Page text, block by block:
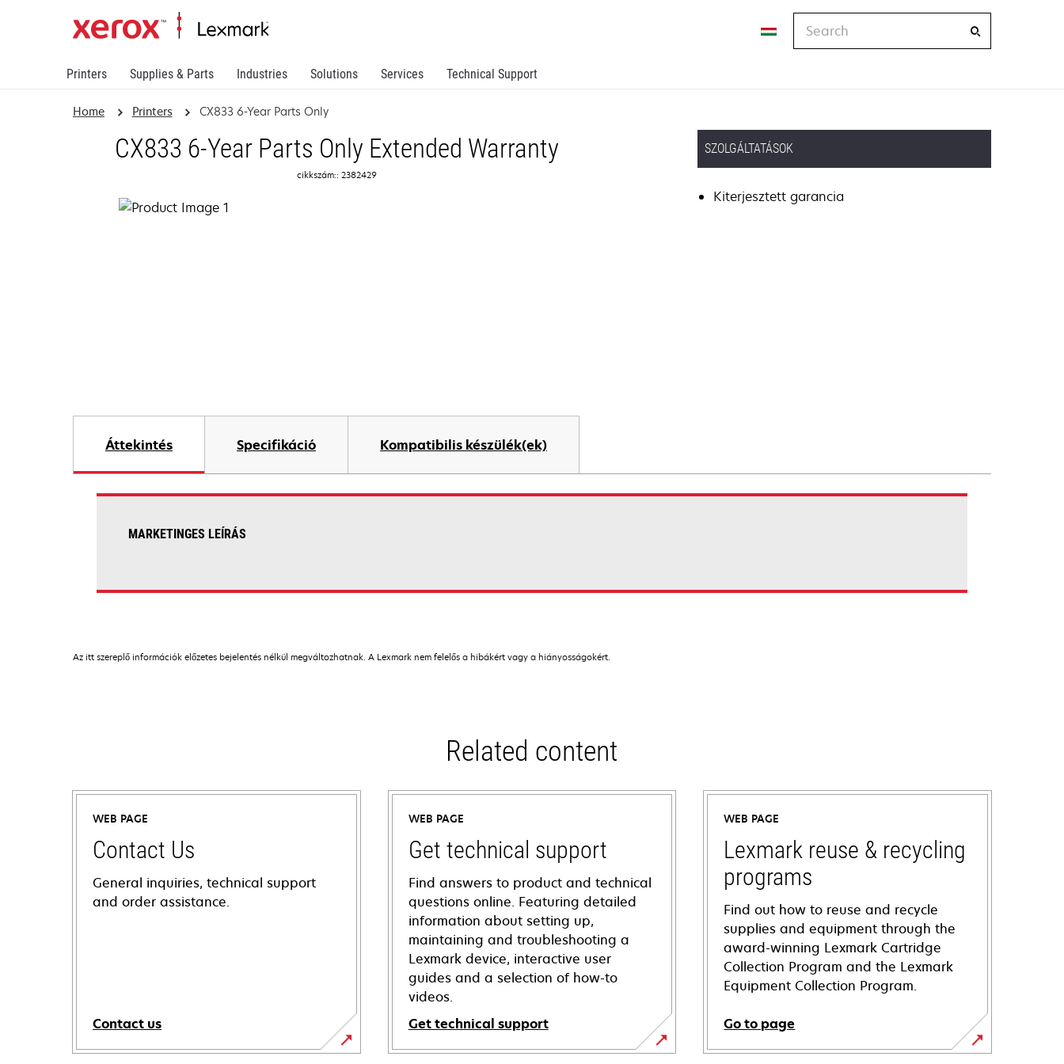
Printers Supplies & Parts Industries Solutions Services Technical Support
Home Printers CX833 6-Year Parts Only
CX833 6-Year Parts Only Extended Warranty
cikkszám:: 2382429
SZOLGÁLTATÁSOK
Kiterjesztett garancia
Áttekintés Specifikáció Kompatibilis készülék(ek)
MARKETINGES LEÍRÁS
Az itt szereplő információk előzetes bejelentés nélkül megváltozhatnak. A Lexmark nem felelős a hibákért vagy a hiányosságokért.
Related content
WEB PAGE
Contact Us
General inquiries, technical support
and order assistance.
Contact us
WEB PAGE
Get technical support
Find answers to product and technical
questions online. Featuring detailed
information about setting up,
maintaining and troubleshooting a
Lexmark device, interactive user
guides and a selection of how-to
videos.
Get technical support
opens
WEB PAGE
Lexmark reuse & recycling
programs
Find out how to reuse and recycle
supplies and equipment through the
award-winning Lexmark Cartridge
Collection Program and the Lexmark
Equipment Collection Program.
Go to page